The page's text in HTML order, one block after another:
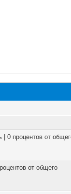
| 0 процентов от
от общего